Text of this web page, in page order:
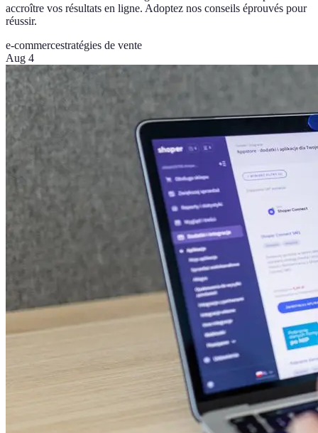
accroître vos résultats en ligne. Adoptez nos conseils éprouvés pour
réussir.
e-commercestratégies de vente
Aug 4